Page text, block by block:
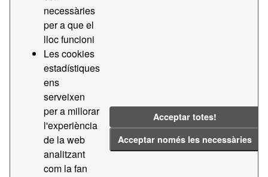
necessàries
per a que el
lloc funcioni
Les cookies
estadístiques
ens
serveixen
per a millorar
l'experiència
de la web
analitzant
com la fan
Acceptar totes!
Acceptar només les necessàries
Barcelona
CSV
Transparencia - Contractes menors
Dades de transparencia - Contractes menors
CSV PDF
Transparencia - Contractes majors
Dades de transparencia - Contractes majors
CSV PDF